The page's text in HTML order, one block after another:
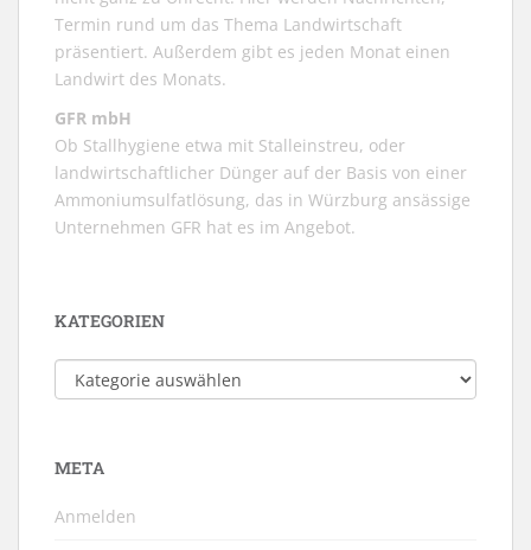
Termin rund um das Thema Landwirtschaft
präsentiert. Außerdem gibt es jeden Monat einen
Landwirt des Monats.
GFR mbH
Ob Stallhygiene etwa mit Stalleinstreu, oder
landwirtschaftlicher Dünger auf der Basis von einer
Ammoniumsulfatlösung, das in Würzburg ansässige
Unternehmen GFR hat es im Angebot.
KATEGORIEN
Kategorien
META
Anmelden